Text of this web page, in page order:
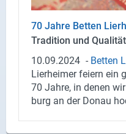
70 Jahre Bet­ten
Tra­di­ti­on und
10.09.2024 - Bet­ten
Lier­hei­mer fei­ern ein
70 Jahre, in denen
burg an der Donau